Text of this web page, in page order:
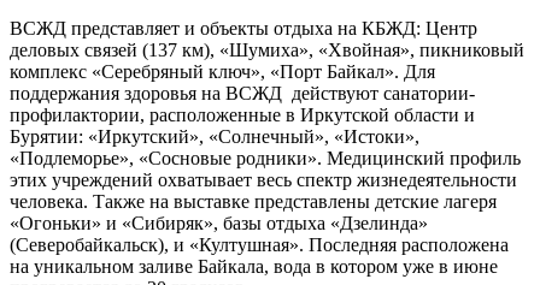
ВСЖД представляет и объекты отдыха на КБЖД: Центр
деловых связей (137 км), «Шумиха», «Хвойная», пикниковый
комплекс «Серебряный ключ», «Порт Байкал». Для
поддержания здоровья на ВСЖД действуют санатории-
профилактории, расположенные в Иркутской области и
Бурятии: «Иркутский», «Солнечный», «Истоки»,
«Подлеморье», «Сосновые родники». Медицинский профиль
этих учреждений охватывает весь спектр жизнедеятельности
человека. Также на выставке представлены детские лагеря
«Огоньки» и «Сибиряк», базы отдыха «Дзелинда»
(Северобайкальск), и «Култушная». Последняя расположена
на уникальном заливе Байкала, вода в котором уже в июне